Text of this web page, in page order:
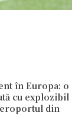
în Europa: o
cu explozibil
din